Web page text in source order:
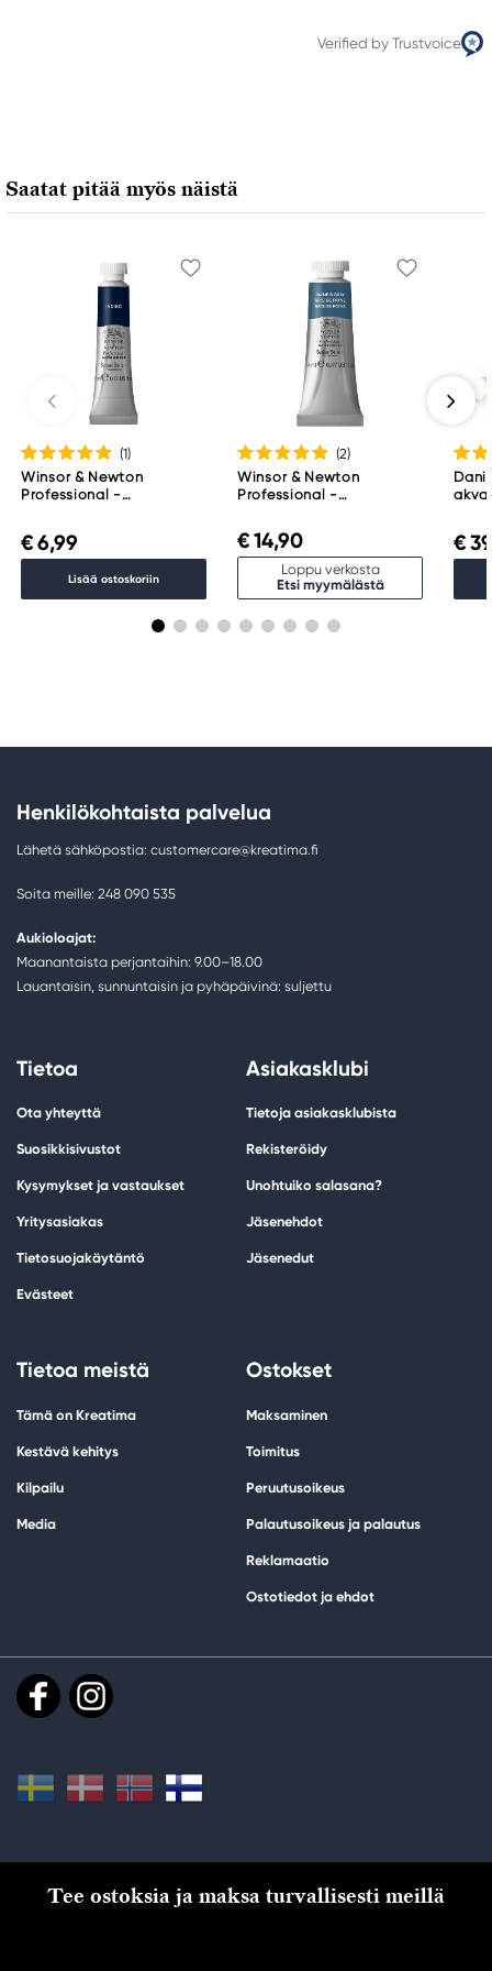
Verified by Trustvoice
Saatat pitää myös näistä
(1)
Winsor & Newton
Professional -
€ 6,99
Lisää ostoskoriin
(2)
Winsor & Newton
Professional -
Payne's Gray 465
€ 14,90
Loppu verkosta
Etsi myymälästä
€
Henkilökohtaista palvelua
Lähetä sähköpostia: customercare@kreatima.fi
Soita meille: 248 090 535
Aukioloajat:
Maanantaista perjantaihin: 9.00–18.00
Lauantaisin, sunnuntaisin ja pyhäpäivinä: suljettu
Tietoa
Ota yhteyttä
Suosikkisivustot
Kysymykset ja vastaukset
Yritysasiakas
Tietosuojakäytäntö
Evästeet
Asiakasklubi
Tietoja asiakasklubista
Rekisteröidy
Unohtuiko salasana?
Jäsenehdot
Jäsenedut
Tietoa meistä
Tämä on Kreatima
Kestävä kehitys
Kilpailu
Media
Ostokset
Maksaminen
Toimitus
Peruutusoikeus
Palautusoikeus ja palautus
Reklamaatio
Ostotiedot ja ehdot
Tee ostoksia ja maksa turvallisesti meillä